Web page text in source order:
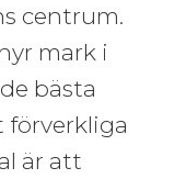
centrum.
mark i
bästa
är att